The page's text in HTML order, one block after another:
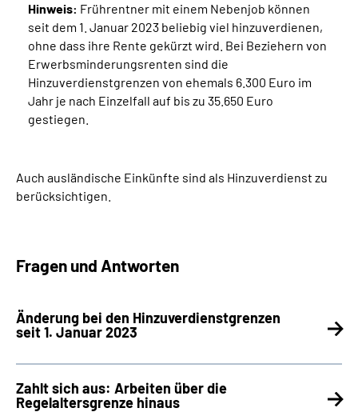
Leichte Sprache
Mein Kundenportal
Hinweis: Frührentner mit einem Nebenjob können
seit dem 1. Januar 2023 beliebig viel hinzuverdienen,
ohne dass ihre Rente gekürzt wird. Bei Beziehern von
Erwerbsminderungsrenten sind die
Hinzuverdienstgrenzen von ehemals 6.300 Euro im
Jahr je nach Einzelfall auf bis zu 35.650 Euro
gestiegen.
Auch ausländische Einkünfte sind als Hinzuverdienst zu
berücksichtigen.
Fragen und Antworten
Änderung bei den Hinzuverdienstgrenzen
seit 1. Januar 2023
Zahlt sich aus: Arbeiten über die
Regelaltersgrenze hinaus